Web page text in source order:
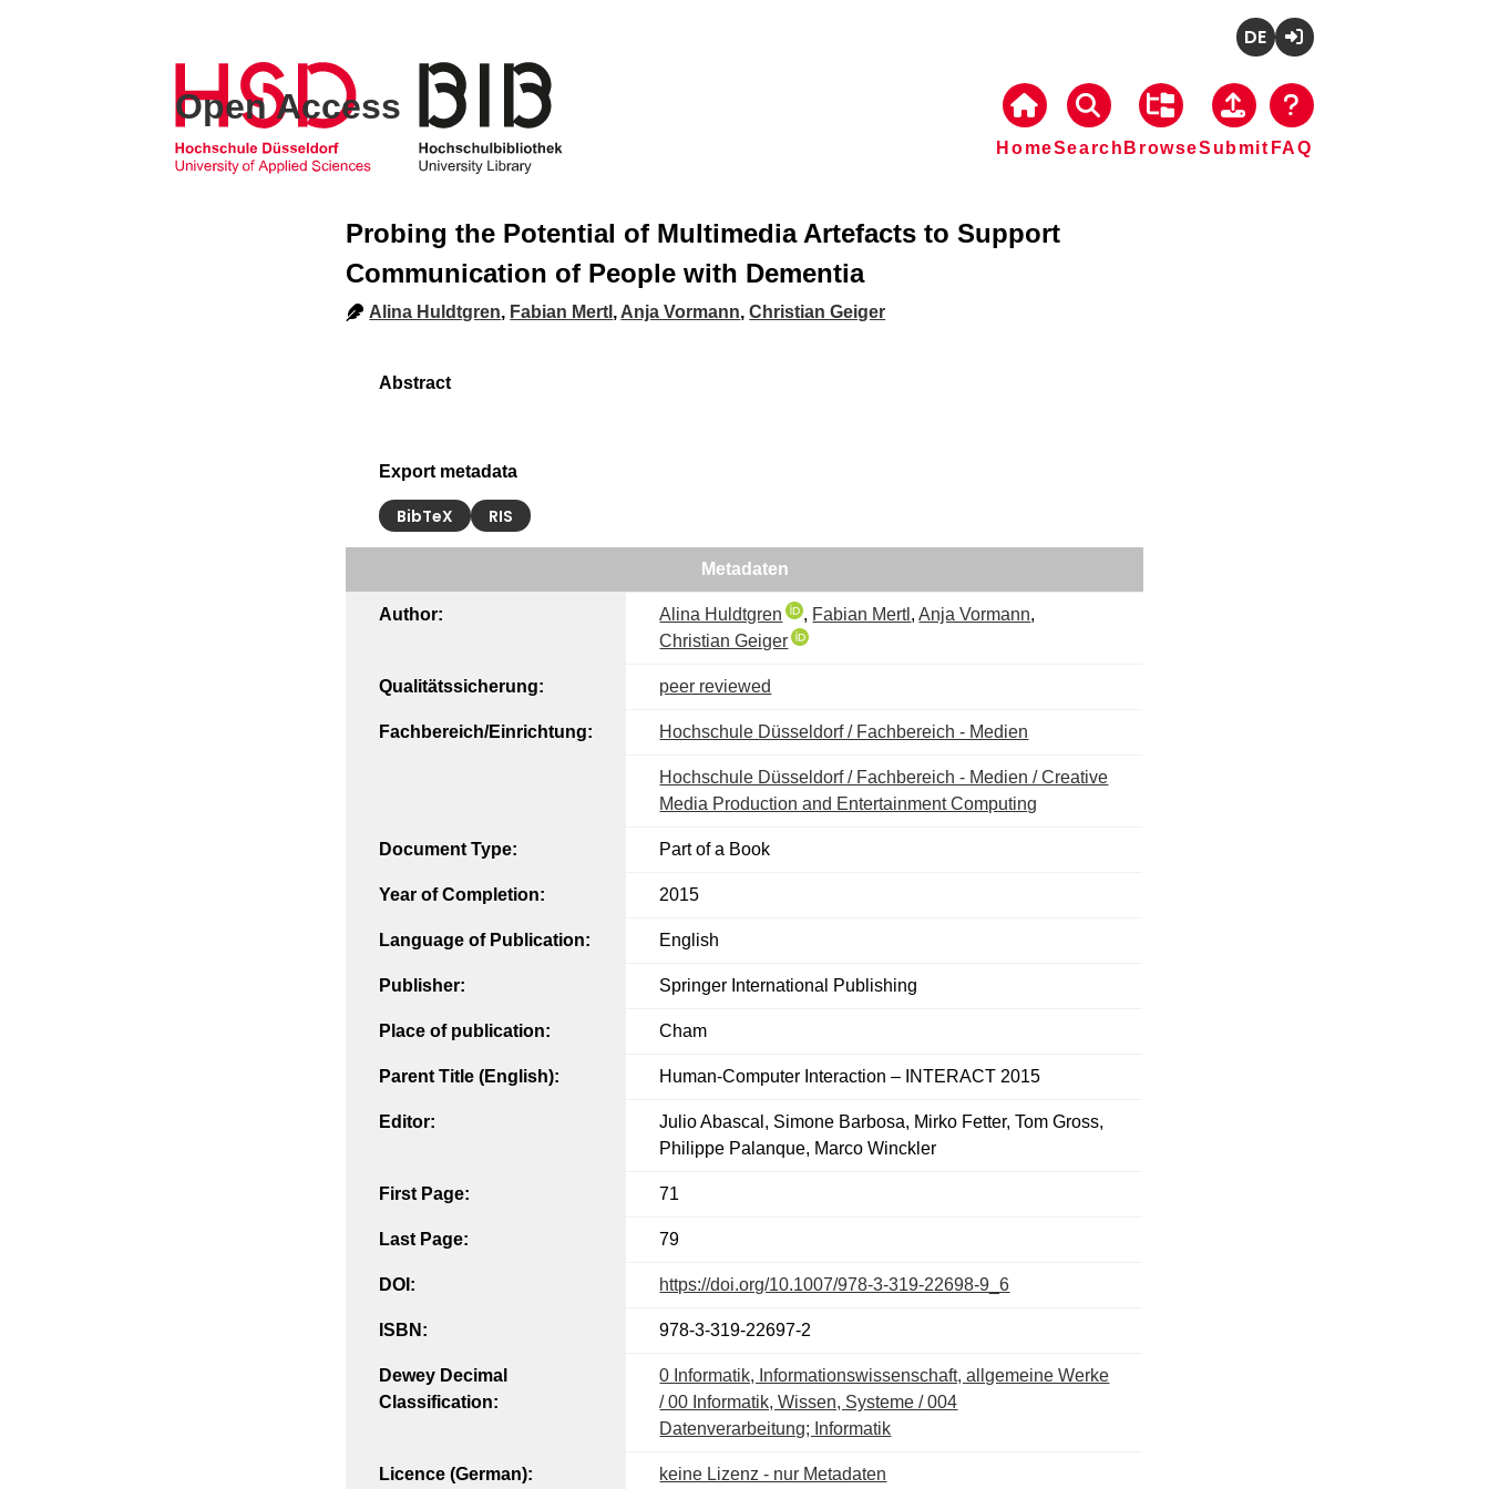
Open Access
HomeSearch BrowseSubmit FAQ
Probing the Potential of Multimedia Artefacts to Support
Communication of People with Dementia
Alina Huldtgren, Fabian Mertl , Anja Vormann,Christian Geiger
Export metadata
BibTeX RIS
Metadaten
Author: Alina Huldtgren , Fabian Mertl ,Anja Vormann,
Christian Geiger
Qualitätssicherung: peer reviewed
Fachbereich/Einrichtung: Hochschule Düsseldorf / Fachbereich - Medien
Hochschule Düsseldorf / Fachbereich - Medien / Creative
Media Production and Entertainment Computing
Document Type: Part of a Book
Year of Completion: 2015
Language of Publication: English
Publisher: Springer International Publishing
Place of publication: Cham
Parent Title (English): Human-Computer Interaction – INTERACT 2015
Editor:
Julio Abascal, Simone Barbosa, Mirko Fetter, Tom Gross,
Philippe Palanque, Marco Winckler
First Page: 71
Last Page: 79
DOI: https://doi.org/10.1007/978-3-319-22698-9_6
ISBN: 978-3-319-22697-2
Dewey Decimal
Classification:
0 Informatik, Informationswissenschaft, allgemeine Werke
/ 00 Informatik, Wissen, Systeme / 004
Datenverarbeitung; Informatik
Licence (German): keine Lizenz - nur Metadaten